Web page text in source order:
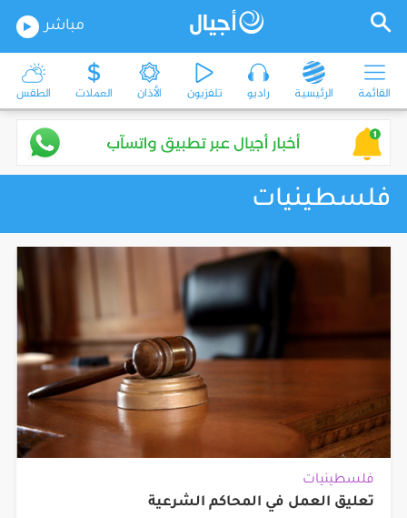
مباشر
القائمة الرئيسية راديو تلفزيون الأذان العملات الطقس
فلسطينيات
فلسطينيات
تعليق العمل في المحاكم الشرعية